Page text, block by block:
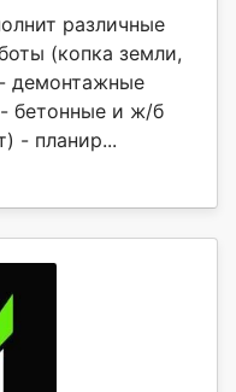
различные
(копка земли,
демонтажные
бетонные и ж/б
- планир...